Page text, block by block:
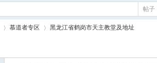
帖子
慕道者专区 黑龙江省鹤岗市天主教堂及地址